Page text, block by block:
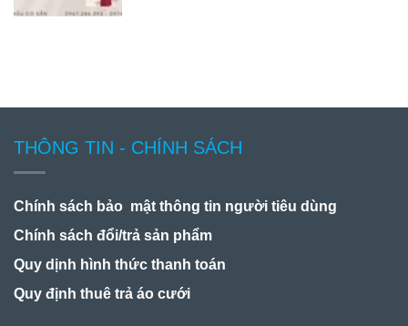
THÔNG TIN - CHÍNH SÁCH
Chính sách bảo mật thông tin người tiêu dùng
Chính sách đổi/trả sản phẩm
Quy dịnh hình thức thanh toán
Quy định thuê trả áo cưới